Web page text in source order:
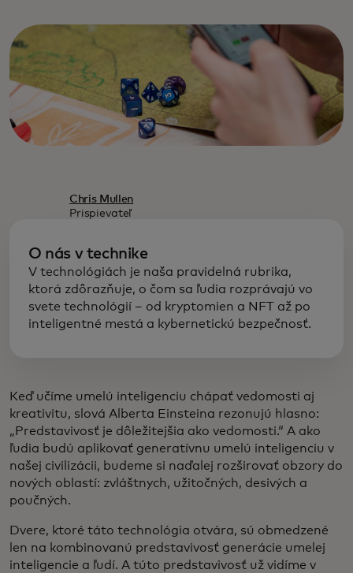
Chris Mullen
Prispievateľ
O nás v technike
V technológiách je naša pravidelná rubrika,
ktorá zdôrazňuje, o čom sa ľudia rozprávajú vo
svete technológií – od kryptomien a NFT až po
inteligentné mestá a kybernetickú bezpečnosť.
Keď učíme umelú inteligenciu chápať vedomosti aj
kreativitu, slová Alberta Einsteina rezonujú hlasno:
„Predstavivosť je dôležitejšia ako vedomosti.“ A ako
ľudia budú aplikovať generatívnu umelú inteligenciu v
našej civilizácii, budeme si naďalej rozširovať obzory do
nových oblastí: zvláštnych, užitočných, desivých a
poučných.
Dvere, ktoré táto technológia otvára, sú obmedzené
len na kombinovanú predstavivosť generácie umelej
inteligencie a ľudí. A túto predstavivosť už vidíme v